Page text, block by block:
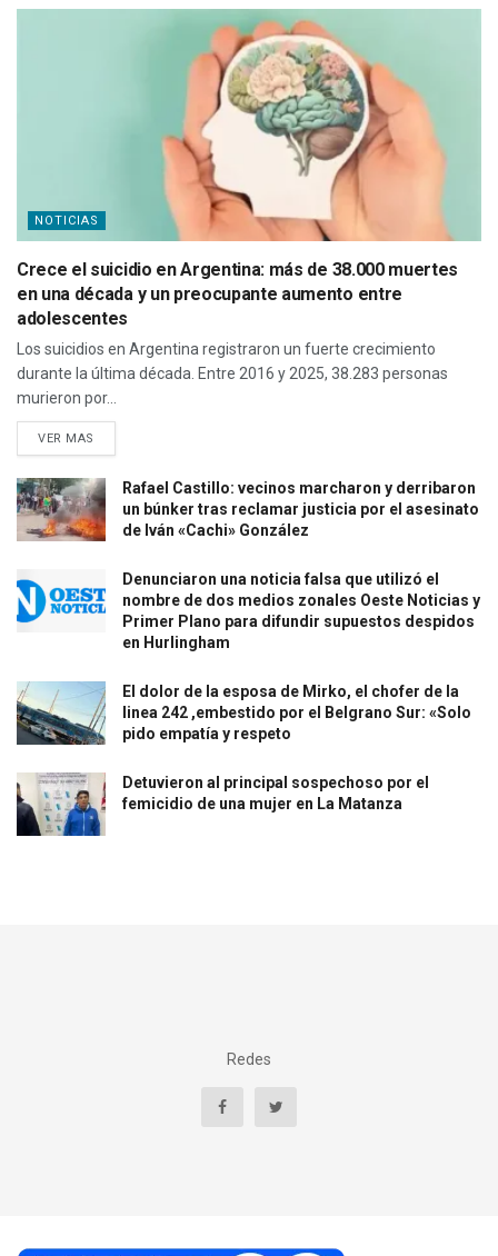
NOTICIAS
Crece el suicidio en Argentina: más de 38.000 muertes
en una década y un preocupante aumento entre
adolescentes
Los suicidios en Argentina registraron un fuerte crecimiento
durante la última década. Entre 2016 y 2025, 38.283 personas
murieron por...
VER MAS
Rafael Castillo: vecinos marcharon y derribaron
un búnker tras reclamar justicia por el asesinato
de Iván «Cachi» González
Denunciaron una noticia falsa que utilizó el
nombre de dos medios zonales Oeste Noticias y
Primer Plano para difundir supuestos despidos
en Hurlingham
El dolor de la esposa de Mirko, el chofer de la
linea 242 ,embestido por el Belgrano Sur: «Solo
pido empatía y respeto
Detuvieron al principal sospechoso por el
femicidio de una mujer en La Matanza
Redes